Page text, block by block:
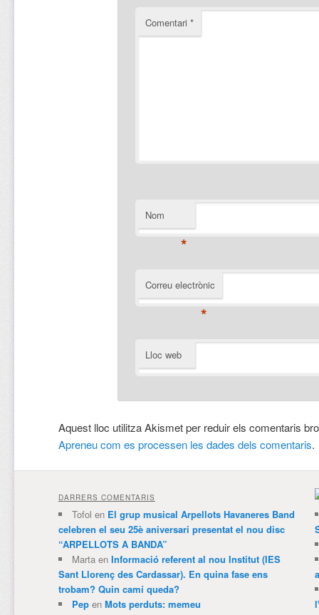
Comentari *
Nom
*
Correu electrònic
*
Lloc web
Aquest lloc utilitza Akismet per reduir els comentaris
Apreneu com es processen les dades dels comentaris.
DARRERS COMENTARIS
Tofol en El grup musical Arpellots Havaneres Band
celebren el seu 25è aniversari presentat el nou disc
“ARPELLOTS A BANDA”
Martaen Informació referent al nou Institut (IES
Sant Llorenç des Cardassar). En quina fase ens
trobam? Quin camí queda?
Pepen Mots perduts: memeu